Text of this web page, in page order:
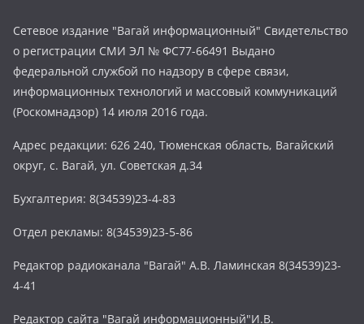
Сетевое издание "Вагай информационный" Свидетельство
о регистрации СМИ ЭЛ № ФС77-66491 Выдано
федеральной службой по надзору в сфере связи,
информационных технологий и массовый коммуникаций
(Роскомнадзор) 14 июля 2016 года.
Адрес редакции: 626 240, Тюменская область, Вагайский
округ, с. Вагай, ул. Советская д.34
Бухгалтерия: 8(34539)23-4-83
Отдел рекламы: 8(34539)23-5-86
Редактор радиоканала "Вагай" А.В. Ламинская 8(34539)23-
4-41
Редактор сайта "Вагай информационный"И.В.